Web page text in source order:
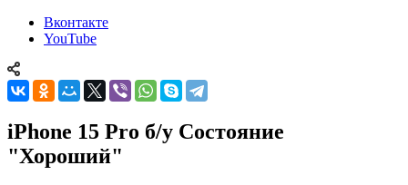
Вконтакте
YouTube
iPhone 15 Pro б/у Состояние
"Хороший"